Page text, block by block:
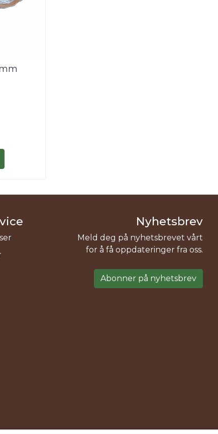
Nyhetsbrev
Meld deg på nyhetsbrevet vårt
for å få oppdateringer fra oss.
Abonner på nyhetsbrev